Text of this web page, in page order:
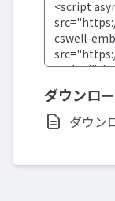
ダウンロ
ダウン